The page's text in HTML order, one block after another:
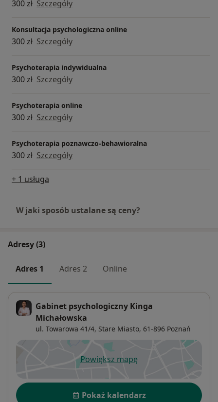
300 zł Szczegóły
Konsultacja psychologiczna online
300 zł Szczegóły
Psychoterapia indywidualna
300 zł Szczegóły
Psychoterapia online
300 zł Szczegóły
Psychoterapia poznawczo-behawioralna
300 zł Szczegóły
+ 1 usługa
W jaki sposób ustalane są ceny?
Adresy (3)
Adres 1 Adres 2 Online
Gabinet psychologiczny Kinga
Michałowska
ul. Towarowa 41/4, Stare Miasto, 61-896 Poznań
Powiększ mapęotwiera się w nowej karcie
Dostępność
Pokaż kalendarz